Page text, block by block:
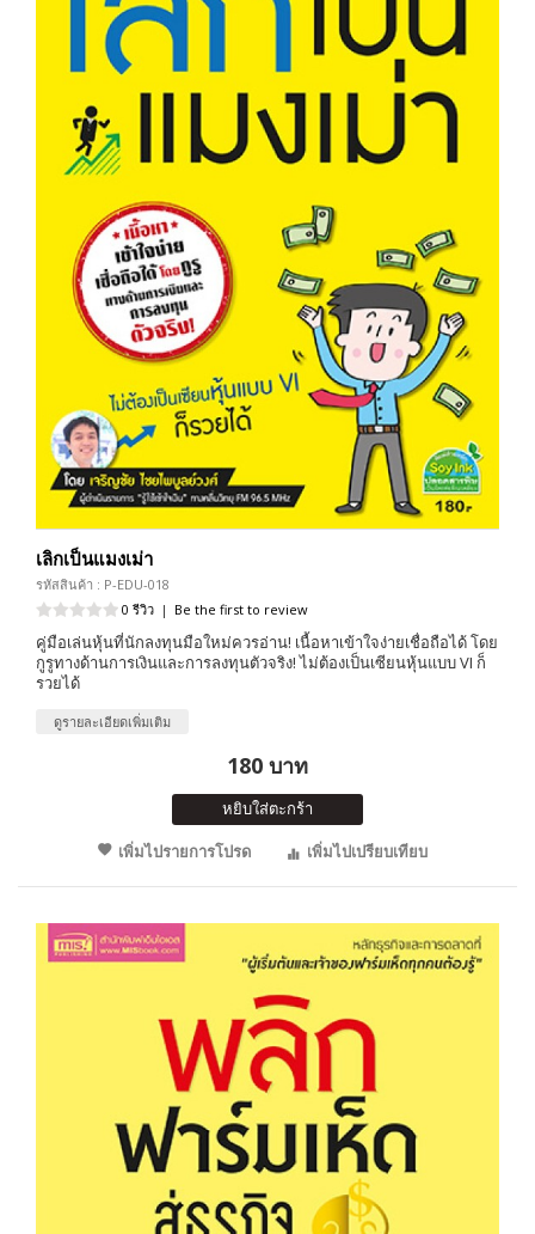
เลิกเป็นแมงเม่า
รหัสสินค้า : P-EDU-018
0 รีวิว | Be the first to review
คู่มือเล่นหุ้นที่นักลงทุนมือใหม่ควรอ่าน! เนื้อหาเข้าใจง่ายเชื่อถือได้ โดย
กูรูทางด้านการเงินและการลงทุนตัวจริง! ไม่ต้องเป็นเซียนหุ้นแบบ VI ก็
รวยได้
ดูรายละเอียดเพิ่มเติม
180 บาท
หยิบใส่ตะกร้า
เพิ่มไปรายการโปรด
เพิ่มไปเปรียบเทียบ